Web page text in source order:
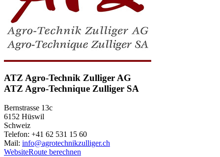
ATZ Agro-Technik Zulliger AG
ATZ Agro-Technique Zulliger SA
Bernstrasse 13c
6152 Hüswil
Schweiz
Telefon: +41 62 531 15 60
Mail: info@agrotechnikzulliger.ch
WebsiteRoute berechnen